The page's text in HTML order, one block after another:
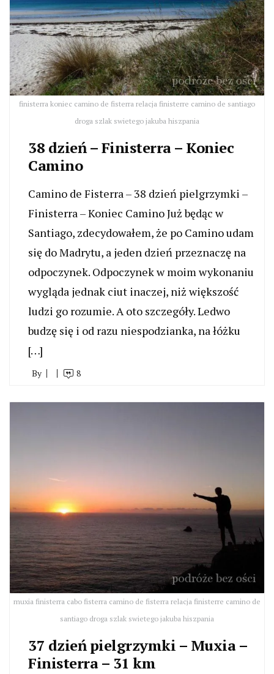
finisterra koniec camino de fisterra relacja finisterre camino de santiago
droga szlak swietego jakuba hiszpania
38 dzień – Finisterra – Koniec
Camino
Camino de Fisterra – 38 dzień pielgrzymki –
Finisterra – Koniec Camino Już będąc w
Santiago, zdecydowałem, że po Camino udam
się do Madrytu, a jeden dzień przeznaczę na
odpoczynek. Odpoczynek w moim wykonaniu
wygląda jednak ciut inaczej, niż większość
ludzi go rozumie. A oto szczegóły. Ledwo
budzę się i od razu niespodzianka, na łóżku
[…]
By 8
muxia finisterra cabo fisterra camino de fisterra relacja finisterre camino de
santiago droga szlak swietego jakuba hiszpania
37 dzień pielgrzymki – Muxia –
Finisterra – 31 km